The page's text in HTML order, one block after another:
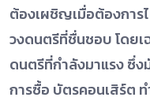
ต้องเผชิญเมื่อต้องกา
วงดนตรีที่ชื่นชอบ โดยเ
ดนตรีที่กำลังมาแรง ซึ่ง
การซื้อ บัตรคอนเสิร์ต